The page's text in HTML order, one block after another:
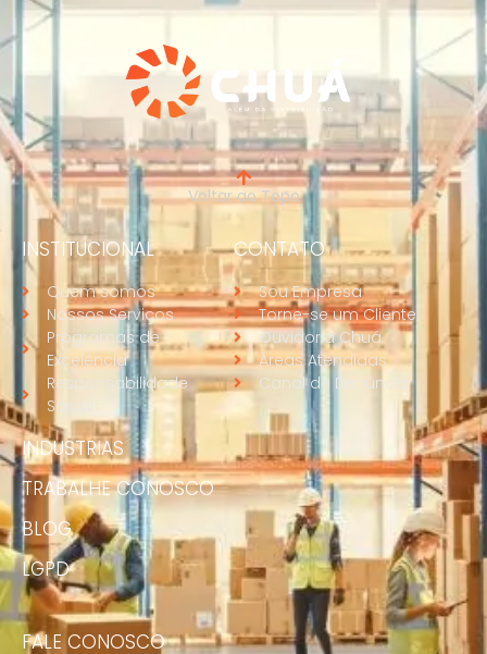
Voltar ao Topo
INSTITUCIONAL
Quem somos
Nossos Serviços
Programas de
Excelência
Responsabilidade
Social
INDUSTRIAS
TRABALHE CONOSCO
BLOG
LGPD
CONTATO
Sou Empresa
Torne-se um Cliente
Ouvidoria Chuá
Áreas Atendidas
Canal de Denúncia
FALE CONOSCO